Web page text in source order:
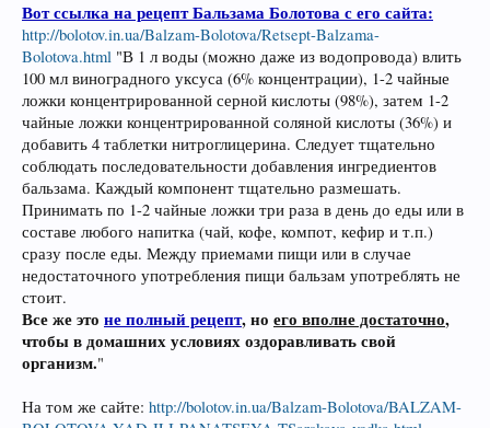
Вот ссылка на рецепт Бальзама Болотова с его сайта:
http://bolotov.in.ua/Balzam-Bolotova/Retsept-Balzama-
Bolotova.html "В 1 л воды (можно даже из водопровода) влить
100 мл виноградного уксуса (6% концентрации), 1-2 чайные
ложки концентрированной серной кислоты (98%), затем 1-2
чайные ложки концентрированной соляной кислоты (36%) и
добавить 4 таблетки нитроглицерина. Следует тщательно
соблюдать последовательности добавления ингредиентов
бальзама. Каждый компонент тщательно размешать.
Принимать по 1-2 чайные ложки три раза в день до еды или в
составе любого напитка (чай, кофе, компот, кефир и т.п.)
сразу после еды. Между приемами пищи или в случае
недостаточного употребления пищи бальзам употреблять не
стоит.
Все же это не полный рецепт, но его вполне достаточно,
чтобы в домашних условиях оздоравливать свой
организм."
На том же сайте: http://bolotov.in.ua/Balzam-Bolotova/BALZAM-